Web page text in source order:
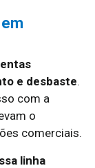
e desbaste.
com a
o
comerciais.
linha